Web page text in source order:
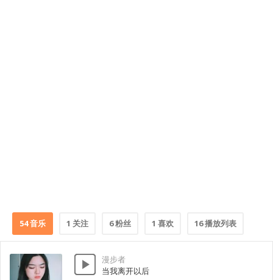
54 音乐 1 关注 6 粉丝 1 喜欢 16 播放列表
漫步者
当我离开以后